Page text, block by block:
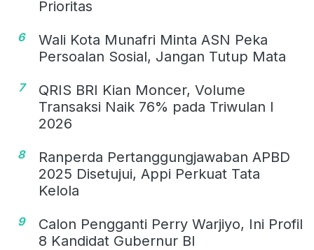
Prioritas
6
Wali Kota Munafri Minta ASN Peka
Persoalan Sosial, Jangan Tutup Mata
7
QRIS BRI Kian Moncer, Volume
Transaksi Naik 76% pada Triwulan I
2026
8
Ranperda Pertanggungjawaban APBD
2025 Disetujui, Appi Perkuat Tata
Kelola
9
Calon Pengganti Perry Warjiyo, Ini Profil
8 Kandidat Gubernur BI